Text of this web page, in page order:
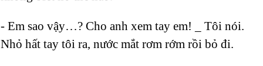
- Em sao vậy…? Cho anh xem tay em! _ Tôi nói.
Nhỏ hất tay tôi ra, nước mắt rơm rớm rồi bỏ đi.